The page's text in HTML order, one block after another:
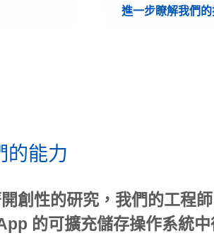
進一步瞭解我們
的能力
創性的研究，我們的工程
的可擴充儲存操作系統